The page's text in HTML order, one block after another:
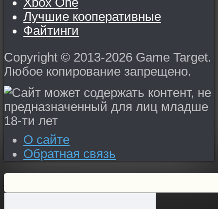
Лучшие кооперативные
Файтинги
Copyright © 2013-2026 Game Target.
Любое копирование запрещено.
О сайте
Обратная связь